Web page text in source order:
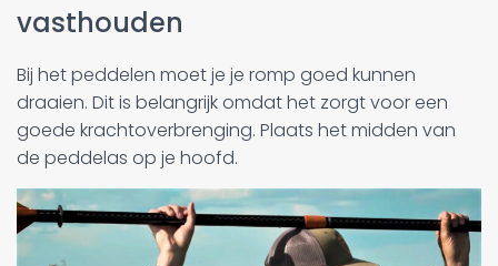
vasthouden
Bij het peddelen moet je je romp goed kunnen
draaien. Dit is belangrijk omdat het zorgt voor een
goede krachtoverbrenging. Plaats het midden van
de peddelas op je hoofd.